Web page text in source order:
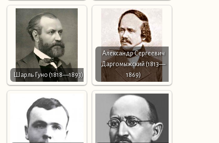
Шарль Гуно (1818—1893)
Александр Сергеевич
Даргомыжский (1813—
1869)